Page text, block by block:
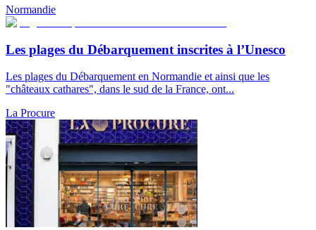
Normandie
Les plages du Débarquement inscrites à l’Unesco
Les plages du Débarquement en Normandie et ainsi que les
"châteaux cathares", dans le sud de la France, ont...
La Procure